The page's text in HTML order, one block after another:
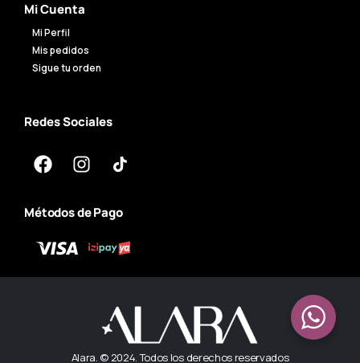
Mi Cuenta
Mi Perfil
Mis pedidos
Sigue tu orden
Redes Sociales
Métodos de Pago
Alara. © 2024. Todos los derechos reservados